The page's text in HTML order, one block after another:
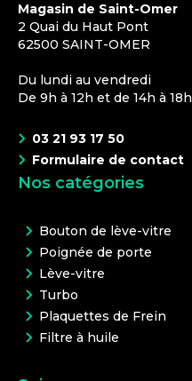
Magasin de Saint-Omer
2 Quai du Haut Pont
62500 SAINT-OMER
Du lundi au vendredi
De 9h à 12h et de 14h à 18h
03 21 93 17 50
Formulaire de contact
Nos catégories
Bouton de lève-vitre
Poignée de porte
Lève-vitre
Turbo
Plaquettes de Frein
Filtre à huile